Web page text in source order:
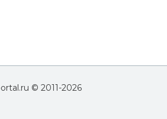
© 2011-2026